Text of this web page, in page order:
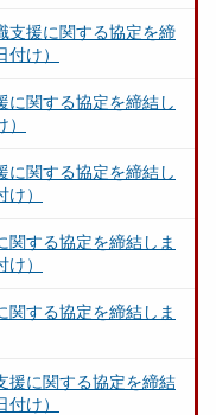
支援に関する協定を締
け）
に関する協定を締結し
に関する協定を締結し
）
関する協定を締結しま
）
関する協定を締結しま
援に関する協定を締結
け）